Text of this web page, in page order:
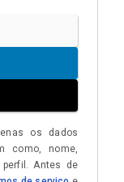
os dados
como, nome,
Antes de